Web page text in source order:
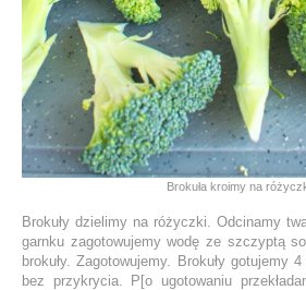
Brokuła kroimy na
Brokuły dzielimy na różyczki. Odcinamy
garnku zagotowujemy wodę ze szczyptą
brokuły. Zagotowujemy. Brokuły gotujemy
bez przykrycia. P[o ugotowaniu